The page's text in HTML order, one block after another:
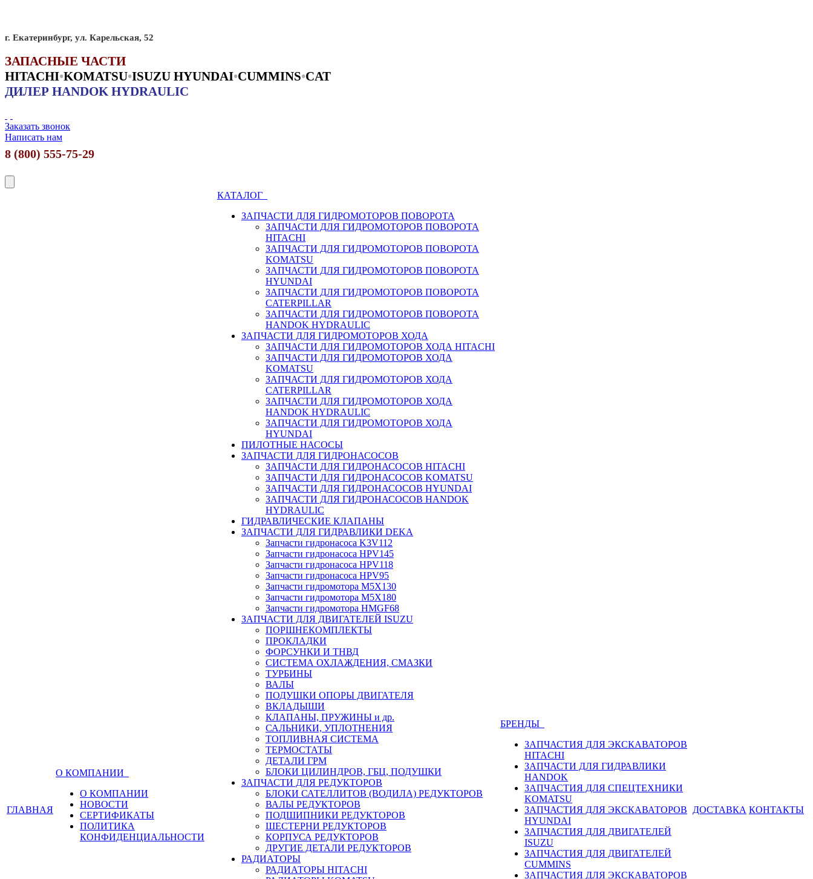
г. Екатеринбург, ул. Карельская, 52
ЗАПАСНЫЕ ЧАСТИ
HITACHI•KOMATSU•ISUZU HYUNDAI•CUMMINS•CAT
ДИЛЕР HANDOK HYDRAULIC
Заказать звонок
Написать нам
8 (800) 555-75-29
ГЛАВНАЯ
О КОМПАНИИ
О КОМПАНИИ
НОВОСТИ
СЕРТИФИКАТЫ
ПОЛИТИКА
КОНФИДЕНЦИАЛЬНОСТИ
КАТАЛОГ
ЗАПЧАСТИ ДЛЯ ГИДРОМОТОРОВ ПОВОРОТА
ЗАПЧАСТИ ДЛЯ ГИДРОМОТОРОВ ПОВОРОТА
HITACHI
ЗАПЧАСТИ ДЛЯ ГИДРОМОТОРОВ ПОВОРОТА
KOMATSU
ЗАПЧАСТИ ДЛЯ ГИДРОМОТОРОВ ПОВОРОТА
HYUNDAI
ЗАПЧАСТИ ДЛЯ ГИДРОМОТОРОВ ПОВОРОТА
CATERPILLAR
ЗАПЧАСТИ ДЛЯ ГИДРОМОТОРОВ ПОВОРОТА
HANDOK HYDRAULIC
ЗАПЧАСТИ ДЛЯ ГИДРОМОТОРОВ ХОДА
ЗАПЧАСТИ ДЛЯ ГИДРОМОТОРОВ ХОДА HITACHI
ЗАПЧАСТИ ДЛЯ ГИДРОМОТОРОВ ХОДА
KOMATSU
ЗАПЧАСТИ ДЛЯ ГИДРОМОТОРОВ ХОДА
CATERPILLAR
ЗАПЧАСТИ ДЛЯ ГИДРОМОТОРОВ ХОДА
HANDOK HYDRAULIC
ЗАПЧАСТИ ДЛЯ ГИДРОМОТОРОВ ХОДА
HYUNDAI
ПИЛОТНЫЕ НАСОСЫ
ЗАПЧАСТИ ДЛЯ ГИДРОНАСОСОВ
ЗАПЧАСТИ ДЛЯ ГИДРОНАСОСОВ HITACHI
ЗАПЧАСТИ ДЛЯ ГИДРОНАСОСОВ KOMATSU
ЗАПЧАСТИ ДЛЯ ГИДРОНАСОСОВ HYUNDAI
ЗАПЧАСТИ ДЛЯ ГИДРОНАСОСОВ HANDOK
HYDRAULIC
ГИДРАВЛИЧЕСКИЕ КЛАПАНЫ
ЗАПЧАСТИ ДЛЯ ГИДРАВЛИКИ DEKA
Запчасти гидронасоса K3V112
Запчасти гидронасоса HPV145
Запчасти гидронасоса HPV118
Запчасти гидронасоса HPV95
Запчасти гидромотора M5X130
Запчасти гидромотора M5X180
Запчасти гидромотора HMGF68
ЗАПЧАСТИ ДЛЯ ДВИГАТЕЛЕЙ ISUZU
ПОРШНЕКОМПЛЕКТЫ
ПРОКЛАДКИ
ФОРСУНКИ И ТНВД
СИСТЕМА ОХЛАЖДЕНИЯ, СМАЗКИ
ТУРБИНЫ
ВАЛЫ
ПОДУШКИ ОПОРЫ ДВИГАТЕЛЯ
ВКЛАДЫШИ
КЛАПАНЫ, ПРУЖИНЫ и др.
САЛЬНИКИ, УПЛОТНЕНИЯ
ТОПЛИВНАЯ СИСТЕМА
ТЕРМОСТАТЫ
ДЕТАЛИ ГРМ
БЛОКИ ЦИЛИНДРОВ, ГБЦ, ПОДУШКИ
ЗАПЧАСТИ ДЛЯ РЕДУКТОРОВ
БЛОКИ САТЕЛЛИТОВ (ВОДИЛА) РЕДУКТОРОВ
ВАЛЫ РЕДУКТОРОВ
ПОДШИПНИКИ РЕДУКТОРОВ
ШЕСТЕРНИ РЕДУКТОРОВ
КОРПУСА РЕДУКТОРОВ
ДРУГИЕ ДЕТАЛИ РЕДУКТОРОВ
РАДИАТОРЫ
РАДИАТОРЫ HITACHI
БРЕНДЫ
ЗАПЧАСТИЯ ДЛЯ ЭКСКАВАТОРОВ
HITACHI
ЗАПЧАСТИ ДЛЯ ГИДРАВЛИКИ
HANDOK
ЗАПЧАСТИЯ ДЛЯ СПЕЦТЕХНИКИ
KOMATSU
ЗАПЧАСТИЯ ДЛЯ ЭКСКАВАТОРОВ
HYUNDAI
ЗАПЧАСТИЯ ДЛЯ ДВИГАТЕЛЕЙ
ISUZU
ЗАПЧАСТИЯ ДЛЯ ДВИГАТЕЛЕЙ
CUMMINS
ЗАПЧАСТИЯ ДЛЯ ЭКСКАВАТОРОВ
ДОСТАВКА КОНТАКТЫ